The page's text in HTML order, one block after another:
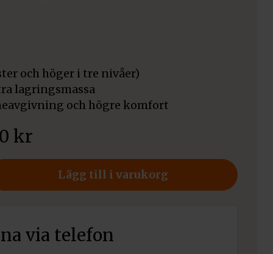
och höger i tre nivåer)
lagringsmassa
och högre komfort
kr
Lägg till i varukorg
via telefon